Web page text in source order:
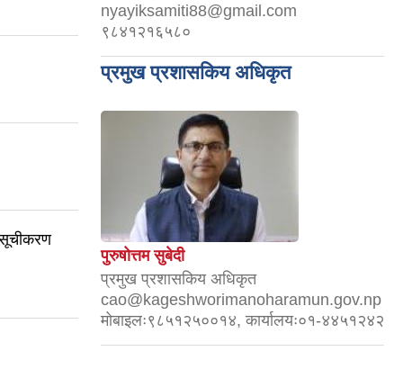
सूचीकरण
nyayiksamiti88@gmail.com
९८४१२१६५८०
प्रमुख प्रशासकिय अधिकृत
पुरुषोत्तम सुबेदी
प्रमुख प्रशासकिय अधिकृत
cao@kageshworimanoharamun.gov.np
मोबाइलः९८५१२५००१४, कार्यालयः०१-४४५१२४२